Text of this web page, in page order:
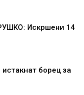
Искршени 14
борец за